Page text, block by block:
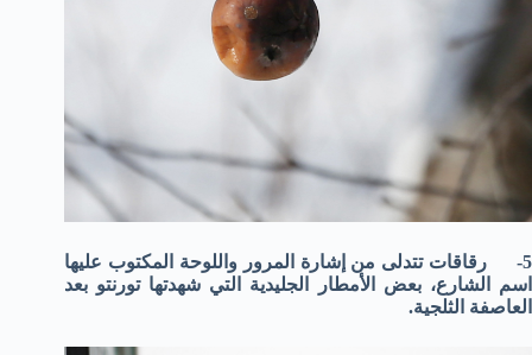
5- رقاقات تتدلى من إشارة المرور واللوحة المكتوب عليها
اسم الشارع، بعض الأمطار الجليدية التي شهدتها تورنتو بعد
العاصفة الثلجية.